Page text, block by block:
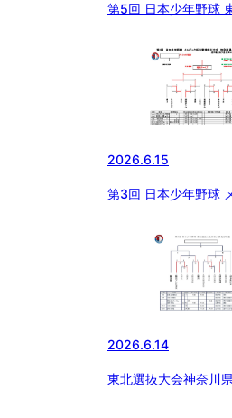
第5回 日本少年野球
2026.6.15
第3回 日本少年野球
2026.6.14
東北選抜大会神奈川